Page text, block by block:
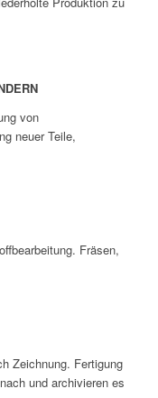
von
neuer Teile,
Fräsen,
Zeichnung. Fertigung
und archivieren es